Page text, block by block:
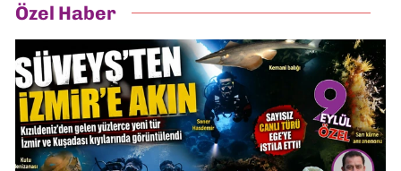
Özel Haber